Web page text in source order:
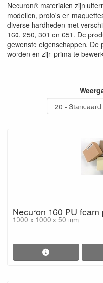
Necuron® materialen zijn
modellen, proto's en
diverse hardheden met
160, 250, 301 en 651. De
gewenste eigenschappen. De
worden en zijn prima te
Necuron 160 PU foam
1000 x 1000 x 50 mm